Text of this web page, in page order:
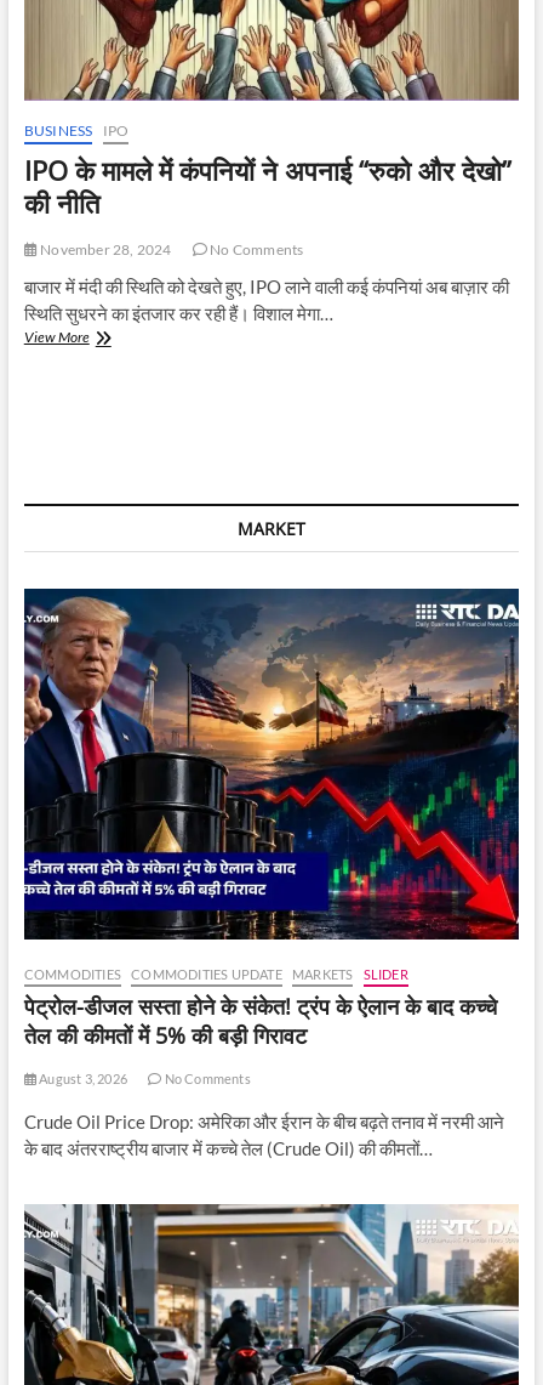
BUSINESS IPO
IPO के मामले में कंपनियों ने अपनाई “रुको और देखो”
की नीति
November 28, 2024 No Comments
बाजार में मंदी की स्थिति को देखते हुए, IPO लाने वाली कई कंपनियां अब बाज़ार की
स्थिति सुधरने का इंतजार कर रही हैं। विशाल मेगा…
View MoreIPO
और
की
MARKET
COMMODITIES COMMODITIES UPDATE MARKETS SLIDER
पेट्रोल-डीजल सस्ता होने के संकेत! ट्रंप के ऐलान के बाद कच्चे
तेल की कीमतों में 5% की बड़ी गिरावट
August 3, 2026 No Comments
Crude Oil Price Drop: अमेरिका और ईरान के बीच बढ़ते तनाव में नरमी आने
के बाद अंतरराष्ट्रीय बाजार में कच्चे तेल (Crude Oil) की कीमतों…